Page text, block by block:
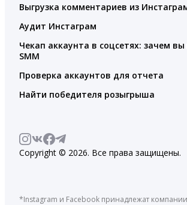
Выгрузка комментариев из
Аудит Инстаграм
Чекап аккаунта в соцсетях: зачем
SMM
Проверка аккаунтов для отчета
Найти победителя розыгрыша
Copyright © 2026. Все права защищены.
*Instagram и Facebook принадлежат